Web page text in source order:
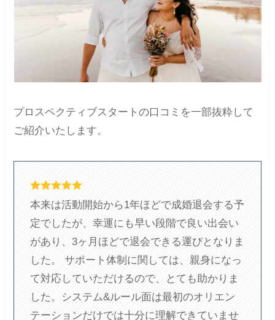
プロスペクティブスタートの口コミを一部抜粋して
ご紹介いたします。
本来は活動開始から1年ほどで成婚退会する予
定でしたが、幸運にも早い段階で良い出会い
があり、3ヶ月ほどで退会できる運びとなりま
した。 サポート体制に関しては、親身になっ
て対応していただけるので、とても助かりま
した。システム&ルール面は最初のオリエン
テーションだけでは十分に理解できていませ